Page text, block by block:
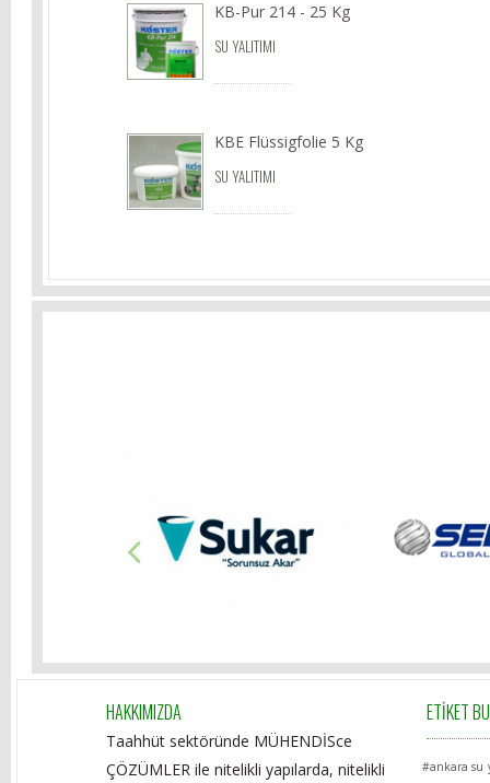
KB-Pur 214 - 25 Kg
SU YALITIMI
KBE Flüssigfolie 5 Kg
SU YALITIMI
HAKKIMIZDA
Taahhüt sektöründe MÜHENDİSce
ÇÖZÜMLER ile nitelikli yapılarda, nitelikli
ETİKET
#ankara su